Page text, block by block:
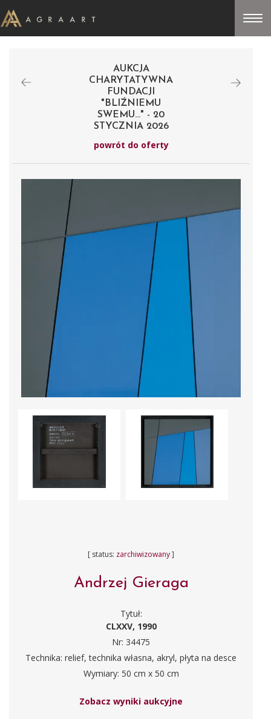
AUKCJA
CHARYTATYWNA
FUNDACJI
"BLIŹNIEMU
SWEMU..." - 20
STYCZNIA 2026
powrót do oferty
[ status: zarchiwizowany]
Andrzej Gieraga
Tytuł:
CLXXV, 1990
Nr: 34475
Technika: relief, technika własna, akryl, płyta na desce
Wymiary: 50 cm x 50 cm
Zobacz wyniki aukcyjne